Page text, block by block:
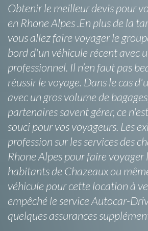
Obtenir le meilleur devis pour
en Rhone Alpes .En plus de la
vous allez faire voyager le
bord d'un véhicule récent avec
professionnel. Il n’en faut pas
réussir le voyage. Dans le cas
avec un gros volume de
partenaires savent gérer, ce
souci pour vos voyageurs. Les
profession sur les services des
Rhone Alpes pour faire
habitants de Chazeaux ou
véhicule pour cette location à
empêché le service Autocar-
quelques assurances